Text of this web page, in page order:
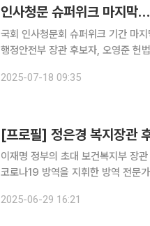
인사청문 슈퍼위크 마지막
국회 인사청문회 슈퍼위크 기간 마
행정안전부 장관 후보자, 오영준 헌법재
로나19 관련 주식을 보유한 사실을
2025-07-18 09:35
[프로필] 정은경 복지장관
이재명 정부의 초대 보건복지부 장
코로나19 방역을 지휘한 방역 전문가다. 정 후보자는 광주 출신으로 서울대 의대를 졸업하
염병정보관리과장, 복지부 질병정책
2025-06-29 16:21